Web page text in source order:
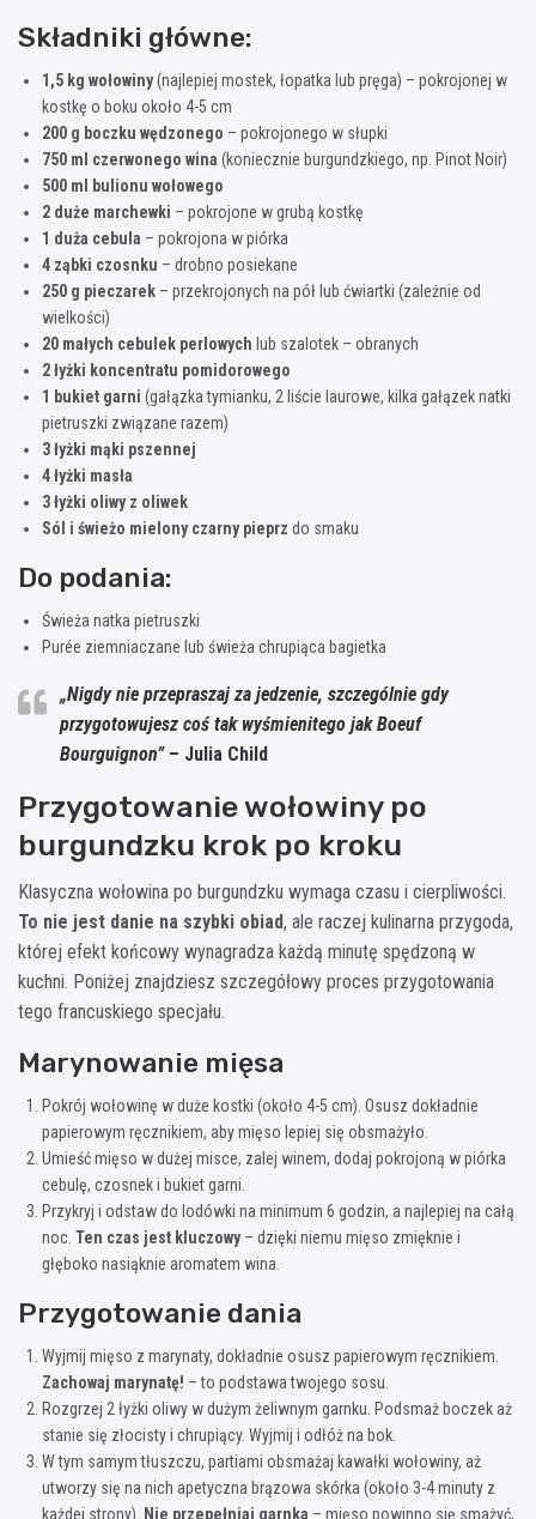
Składniki główne:
1,5 kg wołowiny(najlepiej mostek, łopatka lub pręga) – pokrojonej w
kostkę o boku około 4-5 cm
200 g boczku wędzonego – pokrojonego w słupki
750 ml czerwonego wina (koniecznie burgundzkiego, np. Pinot Noir)
500 ml bulionu wołowego
2 duże marchewki – pokrojone w grubą kostkę
1 duża cebula – pokrojona w piórka
4 ząbki czosnku – drobno posiekane
250 g pieczarek – przekrojonych na pół lub ćwiartki (zależnie od
wielkości)
20 małych cebulek perlowych lub szalotek – obranych
2 łyżki koncentratu pomidorowego
1 bukiet garni (gałązka tymianku, 2 liście laurowe, kilka gałązek natki
pietruszki związane razem)
3 łyżki mąki pszennej
4 łyżki masła
3 łyżki oliwy z oliwek
Sól i świeżo mielony czarny pieprz do smaku
Do podania:
Świeża natka pietruszki
Purée ziemniaczane lub świeża chrupiąca bagietka
„Nigdy nie przepraszaj za jedzenie, szczególnie gdy
przygotowujesz coś tak wyśmienitego jak Boeuf
Bourguignon”– Julia Child
Przygotowanie wołowiny po
burgundzku krok po kroku
Klasyczna wołowina po burgundzku wymaga czasu i cierpliwości.
To nie jest danie na szybki obiad, ale raczej kulinarna przygoda,
której efekt końcowy wynagradza każdą minutę spędzoną w
kuchni. Poniżej znajdziesz szczegółowy proces przygotowania
tego francuskiego specjału.
Marynowanie mięsa
Pokrój wołowinę w duże kostki (około 4-5 cm). Osusz dokładnie
papierowym ręcznikiem, aby mięso lepiej się obsmażyło.
Umieść mięso w dużej misce, zalej winem, dodaj pokrojoną w piórka
cebulę, czosnek i bukiet garni.
Przykryj i odstaw do lodówki na minimum 6 godzin, a najlepiej na całą
noc. Ten czas jest kluczowy– dzięki niemu mięso zmięknie i
głęboko nasiąknie aromatem wina.
Przygotowanie dania
Wyjmij mięso z marynaty, dokładnie osusz papierowym ręcznikiem.
Zachowaj marynatę! – to podstawa twojego sosu.
Rozgrzej 2 łyżki oliwy w dużym żeliwnym garnku. Podsmaż boczek aż
stanie się złocisty i chrupiący. Wyjmij i odłóż na bok.
W tym samym tłuszczu, partiami obsmażaj kawałki wołowiny, aż
utworzy się na nich apetyczna brązowa skórka (około 3-4 minuty z
każdej strony).
Nie przepełniaj garnka – mięso powinno się smażyć,